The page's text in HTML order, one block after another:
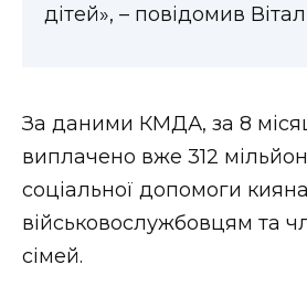
дітей», – повідомив
За даними КМДА, за 8
виплачено вже 312
соціальної допомоги
військовослужбовцям та
сімей.